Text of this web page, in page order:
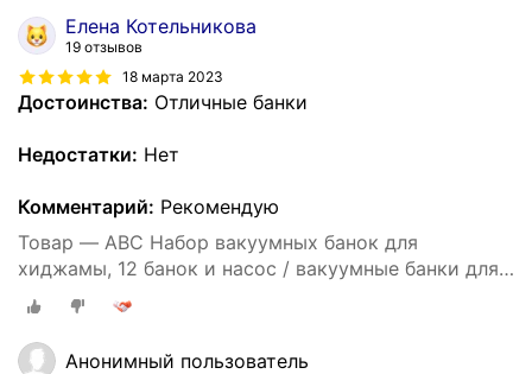
Елена Котельникова
19 отзывов
18 марта 2023
Достоинства: Отличные банки
Недостатки: Нет
Комментарий: Рекомендую
Товар — ABC Набор вакуумных банок для
хиджамы, 12 банок и насос / вакуумные банки для
массажа.
Анонимный пользователь